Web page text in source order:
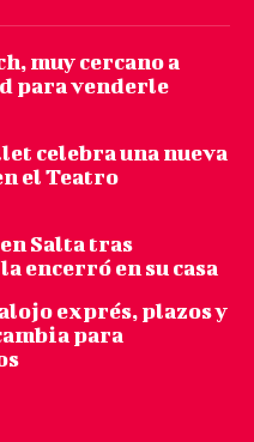
muy cercano a
para venderle
celebra una nueva
el Teatro
Salta tras
encerró en su casa
exprés, plazos y
para